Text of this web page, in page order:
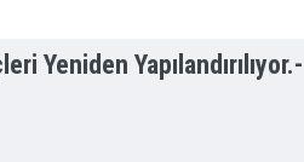
Yeniden Yapılandırılıyor.-